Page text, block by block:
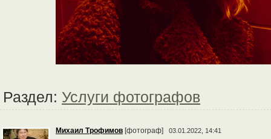
Раздел: Услуги фотографов
Михаил Трофимов [фотограф] 03.01.2022, 14:41